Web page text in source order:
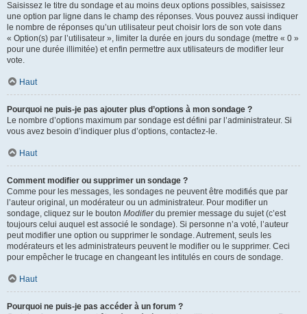
Saisissez le titre du sondage et au moins deux options possibles, saisissez
une option par ligne dans le champ des réponses. Vous pouvez aussi indiquer
le nombre de réponses qu’un utilisateur peut choisir lors de son vote dans
« Option(s) par l’utilisateur », limiter la durée en jours du sondage (mettre « 0 »
pour une durée illimitée) et enfin permettre aux utilisateurs de modifier leur
vote.
Haut
Pourquoi ne puis-je pas ajouter plus d’options à mon sondage ?
Le nombre d’options maximum par sondage est défini par l’administrateur. Si
vous avez besoin d’indiquer plus d’options, contactez-le.
Haut
Comment modifier ou supprimer un sondage ?
Comme pour les messages, les sondages ne peuvent être modifiés que par
l’auteur original, un modérateur ou un administrateur. Pour modifier un
sondage, cliquez sur le bouton Modifierdu premier message du sujet (c’est
toujours celui auquel est associé le sondage). Si personne n’a voté, l’auteur
peut modifier une option ou supprimer le sondage. Autrement, seuls les
modérateurs et les administrateurs peuvent le modifier ou le supprimer. Ceci
pour empêcher le trucage en changeant les intitulés en cours de sondage.
Haut
Pourquoi ne puis-je pas accéder à un forum ?